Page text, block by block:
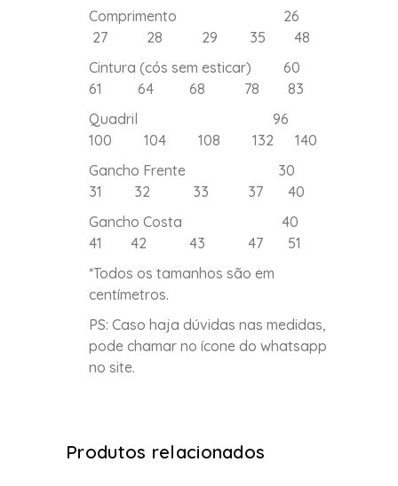
Comprimento 26
27 28 29 35 48
Cintura (cós sem esticar) 60
61 64 68 78 83
Quadril 96
100 104 108 132 140
Gancho Frente 30
31 32 33 37 40
Gancho Costa 40
41 42 43 47 51
*Todos os tamanhos são em
centímetros.
PS: Caso haja dúvidas nas medidas,
pode chamar no ícone do whatsapp
no site.
Produtos relacionados